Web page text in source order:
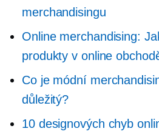
merchandisingu
Online merchandising:
produkty v online
Co je módní
důležitý?
10 designových chyb